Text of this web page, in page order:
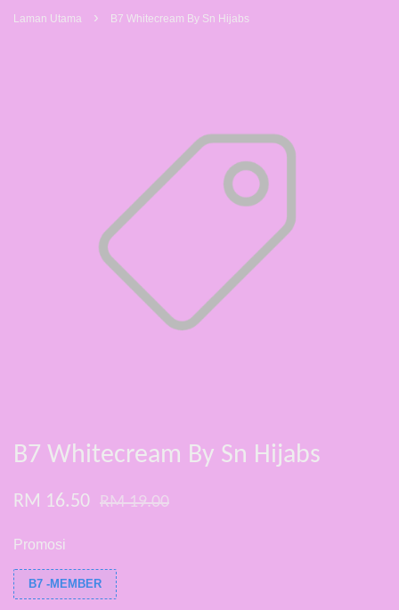
Laman Utama › B7 Whitecream By Sn Hijabs
B7 Whitecream By Sn Hijabs
RM 16.50 RM 19.00
Promosi
B7 -MEMBER